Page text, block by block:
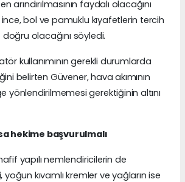
arındırılmasının faydalı olacağını
bol ve pamuklu kıyafetlerin tercih
olacağını söyledi.
kullanımının gerekli durumlarda
belirten Güvener, hava akımının
yönlendirilmemesi gerektiğinin altını
hekime başvurulmalı
yapılı nemlendiricilerin de
yoğun kıvamlı kremler ve yağların ise